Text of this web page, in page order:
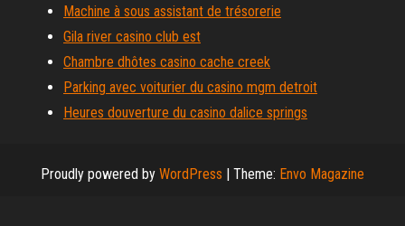
Machine à sous assistant de trésorerie
Gila river casino club est
Chambre dhôtes casino cache creek
Parking avec voiturier du casino mgm detroit
Heures douverture du casino dalice springs
Proudly powered by WordPress | Theme: Envo Magazine